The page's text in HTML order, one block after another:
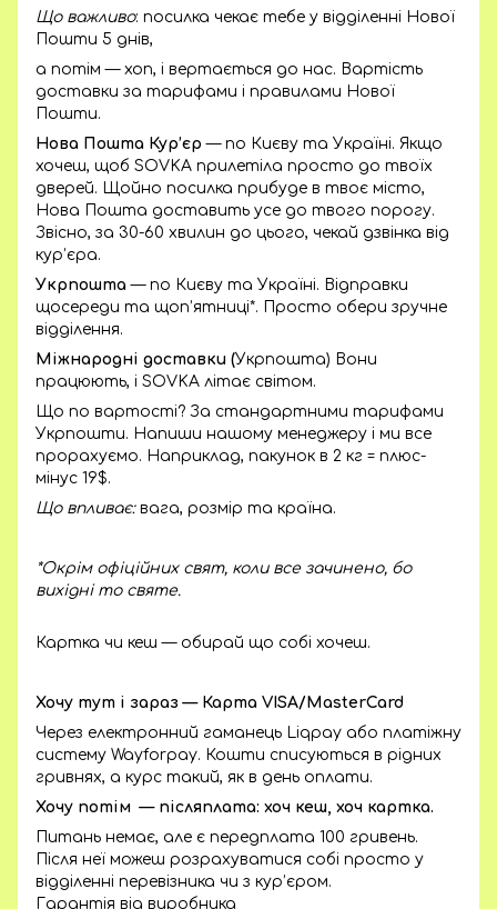
Що важливо: посилка чекає тебе у відділенні Нової
Пошти 5 днів,
а потім — хоп, і вертається до нас. Вартість
доставки за тарифами і правилами Нової
Пошти.
Нова Пошта Кур’єр — по Києву та Україні. Якщо
хочеш, щоб SOVKA прилетіла просто до твоїх
дверей. Щойно посилка прибуде в твоє місто,
Нова Пошта доставить усе до твого порогу.
Звісно, за 30-60 хвилин до цього, чекай дзвінка від
кур’єра.
Укрпошта— по Києву та Україні. Відправки
щосереди та щоп’ятниці*. Просто обери зручне
відділення.
Міжнародні доставки (Укрпошта) Вони
працюють, і SOVKA літає світом.
Що по вартості? За стандартними тарифами
Укрпошти. Напиши нашому менеджеру і ми все
прорахуємо. Наприклад, пакунок в 2 кг = плюс-
мінус 19$.
Що впливає:вага, розмір та країна.
*Окрім офіційних свят, коли все зачинено, бо
вихідні то святе.
Картка чи кеш — обирай що собі хочеш.
Хочу тут і зараз — Карта VISA/MasterCard
Через електронний гаманець Liqpay або платіжну
систему Wayforpay. Кошти списуються в рідних
гривнях, а курс такий, як в день оплати.
Хочу потім — післяплата: хоч кеш, хоч картка.
Питань немає, але є передплата 100 гривень.
Після неї можеш розрахуватися собі просто у
відділенні перевізника чи з кур’єром.
Гарантія від виробника